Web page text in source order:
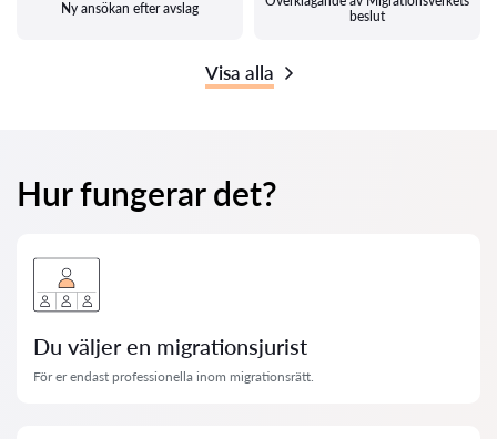
Ny ansökan efter avslag
beslut
Visa alla
Hur fungerar det?
Du väljer en migrationsjurist
För er endast professionella inom migrationsrätt.